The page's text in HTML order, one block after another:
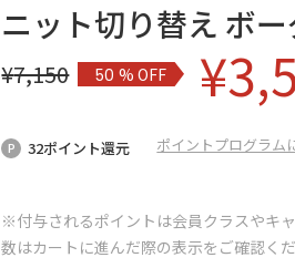
ニット切り替え ボ
¥7,150 50% OFF ¥
32ポイント還元 ポイントプログラム
※付与されるポイントは会員クラスやキ
数はカートに進んだ際の表示をご確認く